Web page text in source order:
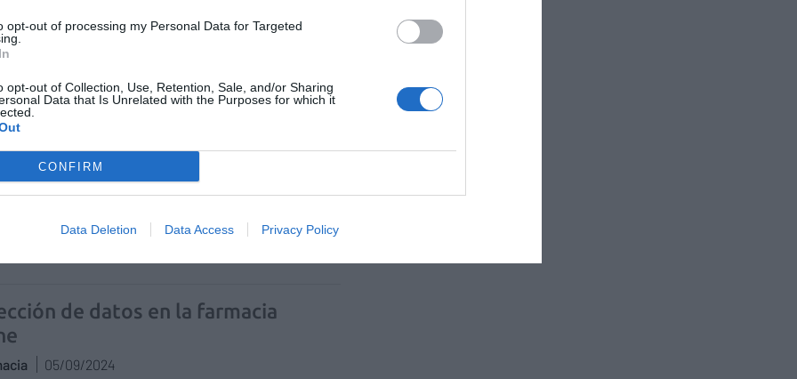
opt-out of processing my Personal Data for Targeted
opt-out of Collection, Use, Retention, Sale, and/or Sharing
Data that Is Unrelated with the Purposes for which it
CONFIRM
Data Deletion Data Access Privacy Policy
aspectos legales debo tener en
para crear mi marca y registrarla?
360 13/03/2025
de datos en la farmacia
30/10/2024
de datos en la farmacia
05/09/2024